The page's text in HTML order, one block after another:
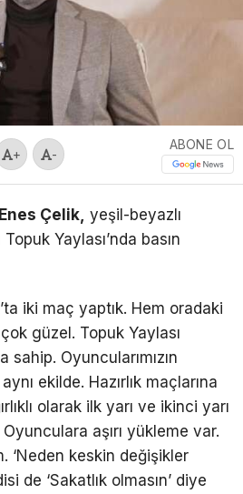
+ -
ABONE OL
Çelik, yeşil-beyazlı
Yaylası’nda basın
iki maç yaptık. Hem oradaki
güzel. Topuk Yaylası
Oyuncularımızın
ekilde. Hazırlık maçlarına
olarak ilk yarı ve ikinci yarı
Oyunculara aşırı yükleme var.
‘Neden keskin değişikler
de ‘Sakatlık olmasın’ diye